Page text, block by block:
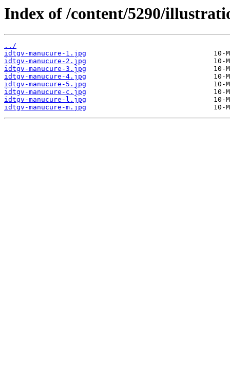
Index of /content/5290/
../
idtgv-manucure-1.jpg
idtgv-manucure-2.jpg
idtgv-manucure-3.jpg
idtgv-manucure-4.jpg
idtgv-manucure-5.jpg
idtgv-manucure-c.jpg
idtgv-manucure-l.jpg
idtgv-manucure-m.jpg